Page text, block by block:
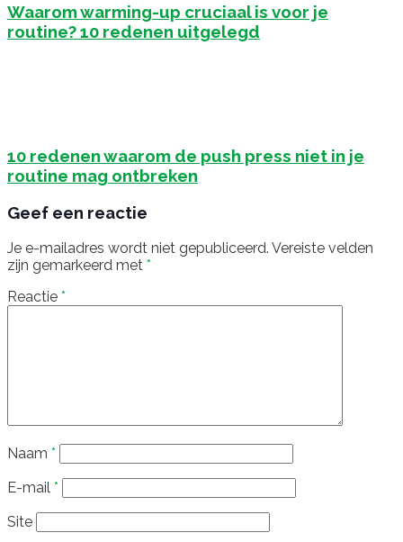
Waarom warming-up cruciaal is voor je
routine? 10 redenen uitgelegd
10 redenen waarom de push press niet in je
routine mag ontbreken
Geef een reactie
Je e-mailadres wordt niet gepubliceerd. Vereiste velden
zijn gemarkeerd met *
Reactie *
Naam *
E-mail *
Site